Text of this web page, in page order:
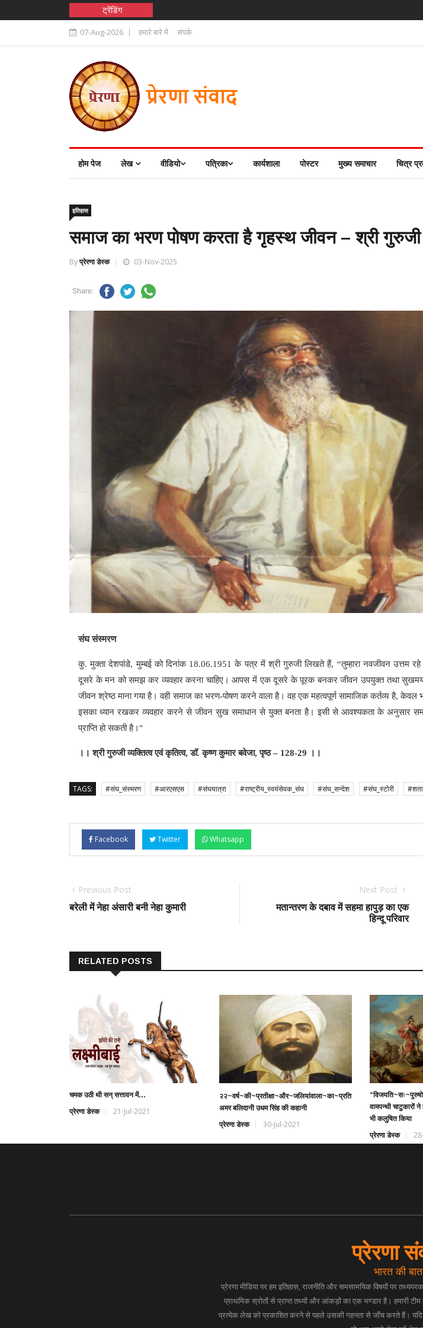
ट्रेंडिंग
07-Aug-2026 हमारे बारे में संपर्क
होम पेज लेख वीडियो पत्रिका कार्यशाला पोस्टर मुख्य समाचार चित्र
इतिहास
समाज का भरण पोषण करता है गृहस्थ जीवन – श्री गुरुजी
Byप्रेरणा डेस्क 03-Nov-2025
Share:
संघ संस्मरण
कु. मुक्ता देशपांडे, मुम्बई को दिनांक 18.06.1951 के पत्र में श्री गुरुजी लिखते हैं, “तुम्हारा नवजीवन उत्तम
दूसरे के मन को समझ कर व्यवहार करना चाहिए। आपस में एक दूसरे के पूरक बनकर जीवन उपयुक्त तथा सुखमय
जीवन श्रेष्ठ माना गया है। वही समाज का भरण-पोषण करने वाला है। वह एक महत्वपूर्ण सामाजिक कर्तव्य है, केवल
इसका ध्यान रखकर व्यवहार करने से जीवन सुख समाधान से युक्त बनता है। इसी से आवश्यकता के अनुसार
प्राप्ति हो सकती है।"
।। श्री गुरुजी व्यक्तित्व एवं कृतित्व, डॉ. कृष्ण कुमार बवेजा, पृष्ठ – 128-29 ।।
TAGS: #संघ_संस्मरण #आरएसएस #संघयात्रा #राष्ट्रीय_स्वयंसेवक_संघ #संघ_सन्देश #संघ_स्टोरी
Facebook Twitter Whatsapp
Previous Post
बरेली में नेहा अंसारी बनी नेहा कुमारी
Next Post
मतान्तरण के दबाव में सहमा हापुड़ का एक
हिन्दू परिवार
RELATED POSTS
चमक उठी थी सन् सत्तावन में...
प्रेरणा डेस्क 21-Jul-2021
२२~वर्ष~की~प्रतीक्षा~और~जलियांवाला~का~प्रतिशोध~
अमर बलिदानी उधम सिंह की कहानी
प्रेरणा डेस्क 30-Jul-2021
वामपन्थी चाटुकारों
भी कलुषित किया
प्रेरणा डेस्क
प्रेरणा
भारत की बात
प्रेरणा मीडिया पर हम इतिहास, राजनीति और समसामयिक विषयों पर
प्राथमिक स्रोतों से प्राप्त तथ्यों और आंकड़ों का एक भण्डार है। हमारी टीम
प्रत्येक लेख को प्रकाशित करने से पहले उसकी गहनता से जाँच करते हैं। यदि